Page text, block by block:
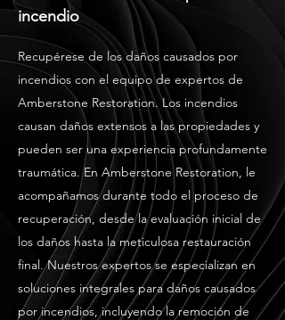
incendio
Recupérese de los daños causados por
incendios con el equipo de expertos de
Amberstone Restoration. Los incendios
causan daños extensos a las propiedades y
pueden ser una experiencia profundamente
traumática. En Amberstone Restoration, le
acompañamos durante todo el proceso de
recuperación, desde la evaluación inicial de
los daños hasta la meticulosa restauración
final. Nuestros expertos se especializan en
soluciones integrales para daños causados
por incendios, incluyendo la remoción de